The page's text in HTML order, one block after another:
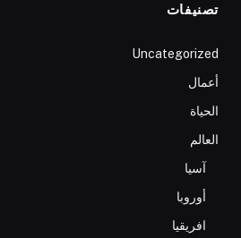
تصنيفات
Uncategorized
أعمال
الحياة
العالم
آسيا
أوروبا
افريقيا